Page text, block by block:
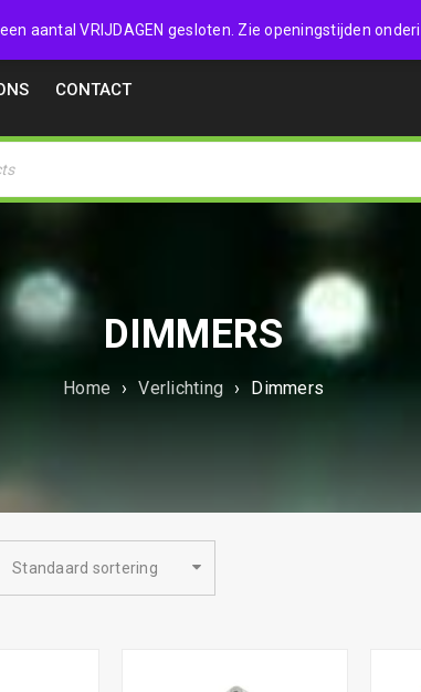
aantal VRIJDAGEN gesloten. Zie openingstijden
CONTACT
DIMMERS
Home › Verlichting › Dimmers
Standaard sortering